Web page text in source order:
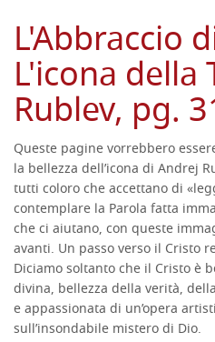
L'Abbraccio
L'icona della
Rublev, pg.
Queste pagine vorrebbero
la bellezza dell’icona di Andrej
tutti coloro che accettano di
contemplare la Parola fatta
che ci aiutano, con queste
avanti. Un passo verso il Cristo
Diciamo soltanto che il Cristo è
divina, bellezza della verità,
e appassionata di un’opera
sull’insondabile mistero di Dio.